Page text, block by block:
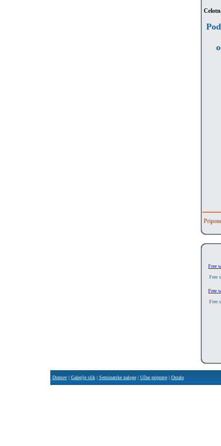
Free
Free
Free
Free
Domov| Galerije slik| Seminarske naloge| Učne priprave| Ostalo